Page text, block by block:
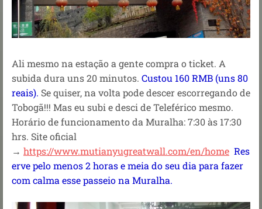
Ali mesmo na estação a gente compra o ticket. A
subida dura uns 20 minutos. Custou 160 RMB (uns 80
reais). Se quiser, na volta pode descer escorregando de
Tobogã!!! Mas eu subi e desci de Teleférico mesmo.
Horário de funcionamento da Muralha: 7:30 às 17:30
hrs. Site oficial
→ https://www.mutianyugreatwall.com/en/home Res
erve pelo menos 2 horas e meia do seu dia para fazer
com calma esse passeio na Muralha.